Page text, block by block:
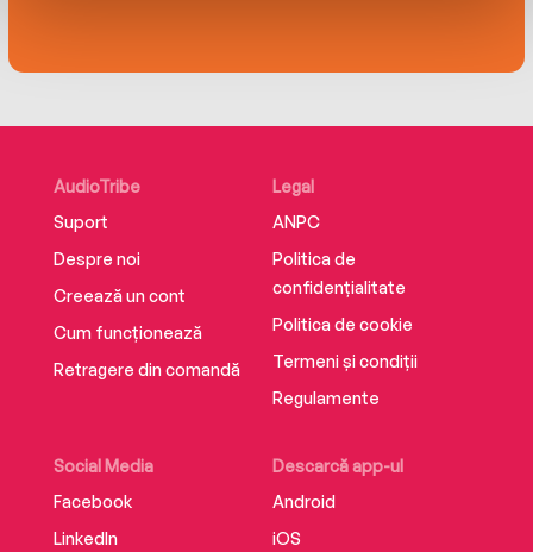
AudioTribe
Suport
Despre noi
Creează un cont
Cum funcționează
Retragere din comandă
Social Media
Facebook
LinkedIn
Descarcă app-ul
Android
iOS
Legal
ANPC
Politica de
confidențialitate
Politica de cookie
Termeni și condiții
Regulamente